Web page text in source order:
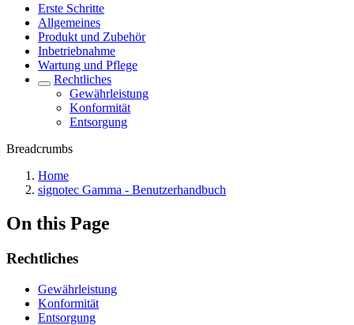
Erste Schritte
Allgemeines
Produkt und Zubehör
Inbetriebnahme
Wartung und Pflege
Rechtliches
Gewährleistung
Konformität
Entsorgung
Breadcrumbs
Home
signotec Gamma - Benutzerhandbuch
On this Page
Rechtliches
Gewährleistung
Konformität
Entsorgung